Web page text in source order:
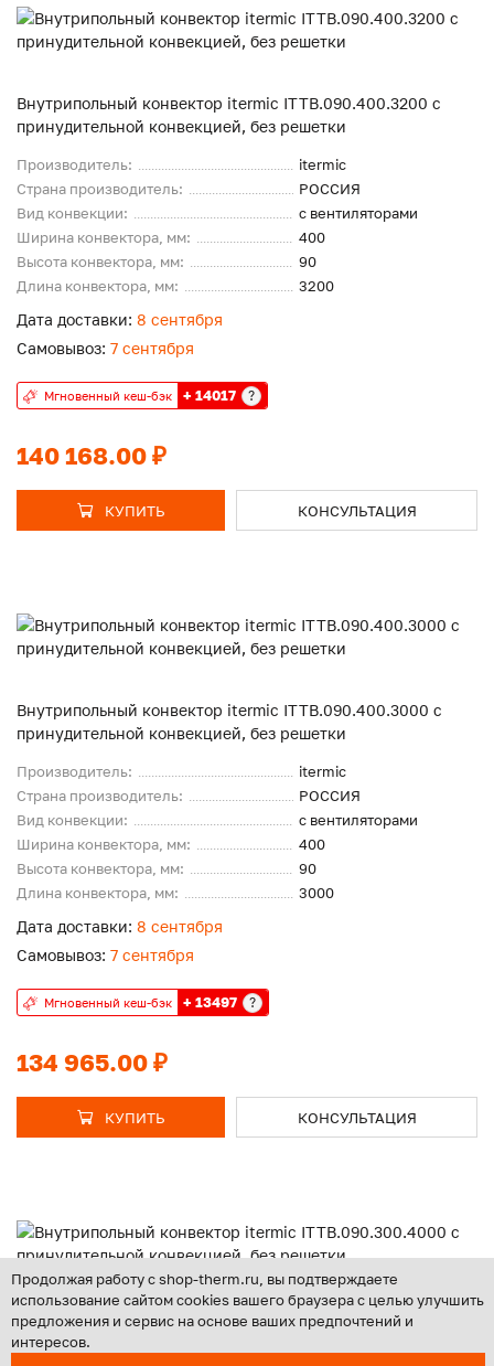
Внутрипольный конвектор itermic ITTB.090.400.3200 с
принудительной конвекцией, без решетки
Производитель:
itermic
Страна производитель:
РОССИЯ
Вид конвекции:
с вентиляторами
Ширина конвектора, мм:
400
Высота конвектора, мм:
90
Длина конвектора, мм:
3200
140 168.00 ₽
Дата доставки: 8 сентября
Самовывоз: 7 сентября
Мгновенный кеш-бэк + 14017 ?
КУПИТЬ КОНСУЛЬТАЦИЯ
Внутрипольный конвектор itermic ITTB.090.400.3000 с
принудительной конвекцией, без решетки
Производитель:
itermic
Страна производитель:
РОССИЯ
Вид конвекции:
с вентиляторами
Ширина конвектора, мм:
400
Высота конвектора, мм:
90
Длина конвектора, мм:
3000
134 965.00 ₽
Дата доставки: 8 сентября
Самовывоз: 7 сентября
Мгновенный кеш-бэк + 13497 ?
КУПИТЬ КОНСУЛЬТАЦИЯ
Внутрипольный конвектор itermic ITTB.090.300.4000 с
принудительной конвекцией, без решетки
Продолжая работу с shop-therm.ru, вы подтверждаете
использование сайтом cookies вашего браузера с целью улучшить
предложения и сервис на основе ваших предпочтений и
интересов.